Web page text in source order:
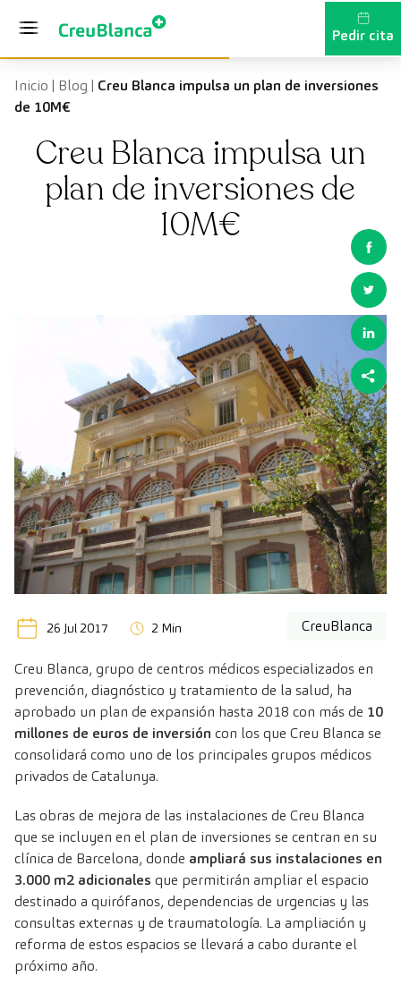
Pedir cita
Inicio | Blog | Creu Blanca impulsa un plan de inversiones
de 10M€
Creu Blanca impulsa un
plan de inversiones de
10M€
26 Jul 2017 2 Min CreuBlanca
Creu Blanca, grupo de centros médicos especializados en
prevención, diagnóstico y tratamiento de la salud, ha
aprobado un plan de expansión hasta 2018 con más de 10
millones de euros de inversión con los que Creu Blanca se
consolidará como uno de los principales grupos médicos
privados de Catalunya.
Las obras de mejora de las instalaciones de Creu Blanca
que se incluyen en el plan de inversiones se centran en su
clínica de Barcelona, donde ampliará sus instalaciones en
3.000 m2 adicionales que permitirán ampliar el espacio
destinado a quirófanos, dependencias de urgencias y las
consultas externas y de traumatología. La ampliación y
reforma de estos espacios se llevará a cabo durante el
próximo año.